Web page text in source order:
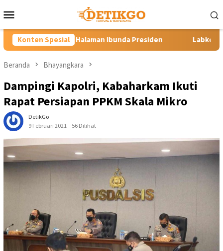
ke
Mobile
Konten Spesial
Ibunda Presiden Labkesmas Minahasa Segera
Beranda Bhayangkara
Dampingi Kapolri, Kabaharkam Ikuti
Rapat Persiapan PPKM Skala Mikro
DetikGo
9 Februari 2021
56 Dilihat